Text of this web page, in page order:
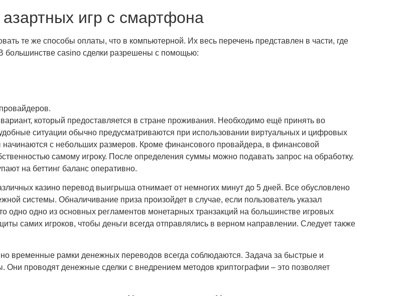
игр с смартфона
те же способы оплаты, что в компьютерной. Их весь перечень представлен в части, где
большинстве casino сделки разрешены с помощью:
который предоставляется в стране проживания. Необходимо ещё принять во
ситуации обычно предусматриваются при использовании виртуальных и цифровых
начинаются с небольших размеров. Кроме финансового провайдера, в финансовой
самому игроку. После определения суммы можно подавать запрос на обработку.
на беттинг баланс оперативно.
казино перевод выигрыша отнимает от немногих минут до 5 дней. Все обусловлено
системы. Обналичивание приза произойдет в случае, если пользователь указал
одно из основных регламентов монетарных транзакций на большинстве игровых
самих игроков, чтобы деньги всегда отправлялись в верном направлении. Следует также
временные рамки денежных переводов всегда соблюдаются. Задача за быстрые и
проводят денежные сделки с внедрением методов криптографии – это позволяет